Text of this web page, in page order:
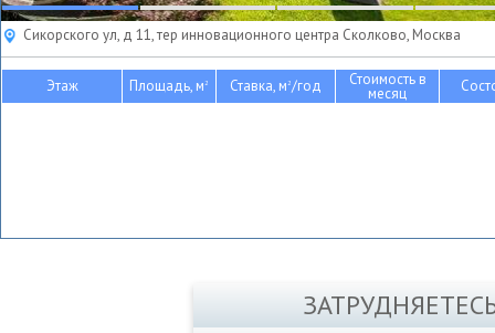
Сикорского ул, д 11, тер инновационного центра Сколково, Москва
Этаж Площадь, м2 Ставка, м2/год Стоимость в
месяц